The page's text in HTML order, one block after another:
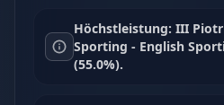
Höchstleistung: III
Sporting - English
(55.0%).